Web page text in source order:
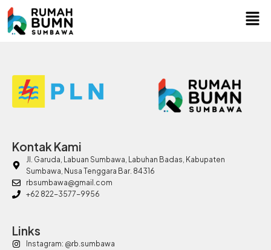
Kontak Kami
Jl. Garuda, Labuan Sumbawa, Labuhan Badas, Kabupaten
Sumbawa, Nusa Tenggara Bar. 84316
rbsumbawa@gmail.com
+62 822-3577-9956
Links
Instagram: @rb.sumbawa